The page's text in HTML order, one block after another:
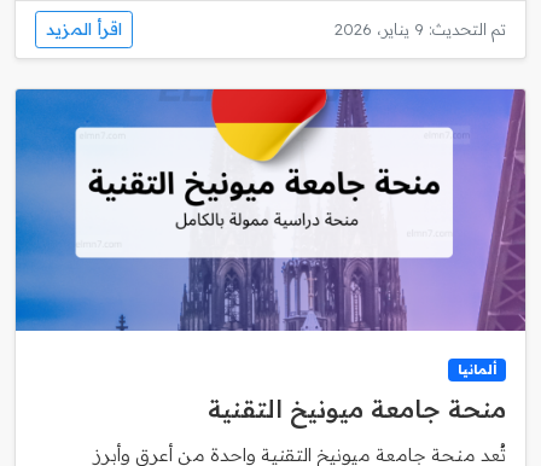
تم التحديث: 9 يناير، 2026 اقرأ المزيد
ألمانيا
منحة جامعة ميونيخ التقنية
تُعد منحة جامعة ميونيخ التقنية واحدة من أعرق وأبرز